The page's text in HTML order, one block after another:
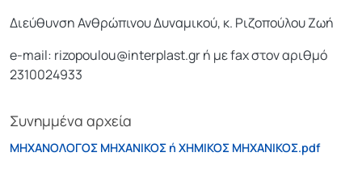
Διεύθυνση Ανθρώπινου Δυναμικού, κ. Ριζοπούλου Ζωή
e-mail: rizopoulou@interplast.gr ή με fax στον αριθμό
2310024933
Συνημμένα αρχεία
ΜΗΧΑΝΟΛΟΓΟΣ ΜΗΧΑΝΙΚΟΣ ή ΧΗΜΙΚΟΣ ΜΗΧΑΝΙΚΟΣ.pdf